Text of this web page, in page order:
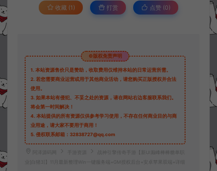
收藏 (1) 打赏 点赞 (0)
©版权免责声明
1. 本站资源售价只是赞助，收取费用仅维持本站的日常运营所需。
2. 若您需要商业运营或用于其他商业活动，请您购买正版授权并合法
使用。
3. 如果本站有侵犯、不妥之处的资源，请在网站右边客服联系我们。
将会第一时间解决！
4. 本站提供的所有资源仅供参考学习使用，不存在任何商业目的与商
业用途，请大家不要用于商用！
5. 侵权联系邮箱：32838727@qq.com
阿泽源码网 手游资源
战神引擎传奇手游【新UI巅峰棒棒糖单职
业[白猪3]】11月最新整理Win一键服务端+GM授权后台+安卓苹果双端+详细